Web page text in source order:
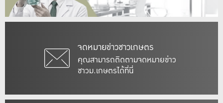
จดหมายข่าวชาวเกษตร
คุณสามารถติดตามจดหมายข่าว
ชาวม.เกษตรได้ที่นี่